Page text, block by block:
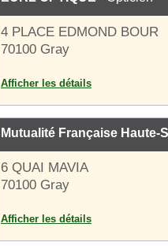
4 PLACE EDMOND BOUR
70100 Gray
Afficher les détails
Mutualité Française Haute-
6 QUAI MAVIA
70100 Gray
Afficher les détails